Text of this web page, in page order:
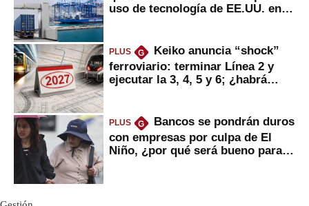
uso de tecnología de EE.UU. en
PLUS G
Keiko anuncia “shock”
ferroviario: terminar Línea 2 y
ejecutar la 3, 4, 5 y 6; ¿habrá
PLUS G
Bancos se pondrán duros
con empresas por culpa de El
Niño, ¿por qué será bueno para